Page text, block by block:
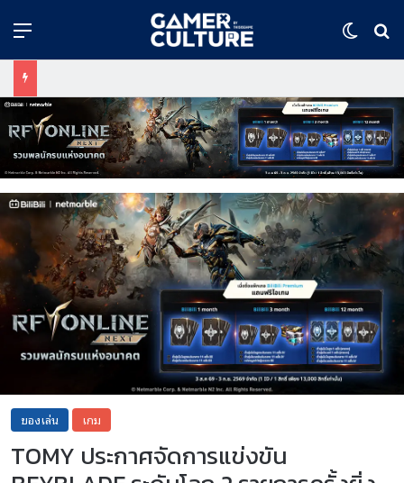
Menu
ของเล่น เกม
TOMY ประกาศจัดการแข่งขัน